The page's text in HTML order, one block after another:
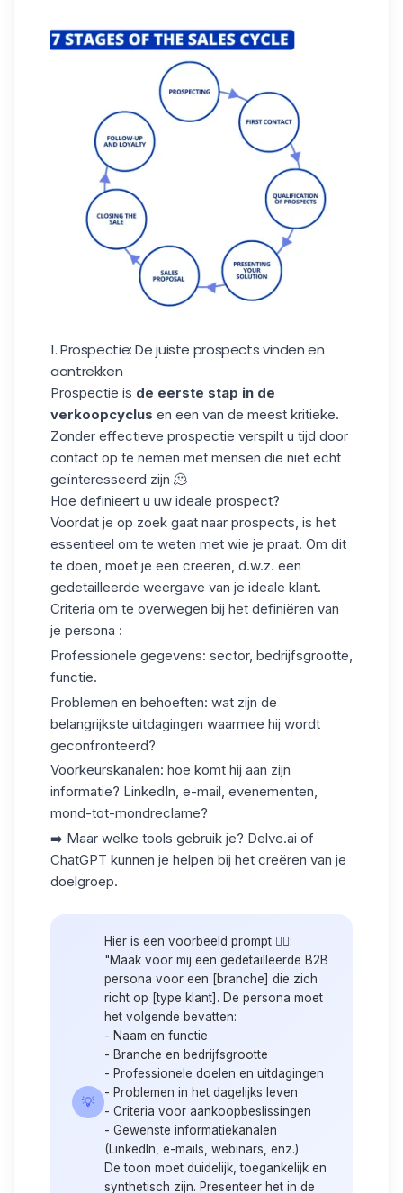
1. Prospectie: De juiste prospects vinden en
aantrekken
Prospectie is de eerste stap in de
verkoopcyclus en een van de meest kritieke.
Zonder effectieve prospectie verspilt u tijd door
contact op te nemen met mensen die niet echt
geïnteresseerd zijn 🫠
Hoe definieert u uw ideale prospect?
Voordat je op zoek gaat naar prospects, is het
essentieel om te weten met wie je praat. Om dit
te doen, moet je een creëren, d.w.z. een
gedetailleerde weergave van je ideale klant.
Criteria om te overwegen bij het definiëren van
je persona :
Professionele gegevens: sector, bedrijfsgrootte,
functie.
Problemen en behoeften: wat zijn de
belangrijkste uitdagingen waarmee hij wordt
geconfronteerd?
Voorkeurskanalen: hoe komt hij aan zijn
informatie? LinkedIn, e-mail, evenementen,
mond-tot-mondreclame?
➡️ Maar welke tools gebruik je? Delve.ai of
ChatGPT kunnen je helpen bij het creëren van je
doelgroep.
💡
Hier is een voorbeeld prompt 👇🏻:
"Maak voor mij een gedetailleerde B2B
persona voor een [branche] die zich
richt op [type klant]. De persona moet
het volgende bevatten:
- Naam en functie
- Branche en bedrijfsgrootte
- Professionele doelen en uitdagingen
- Problemen in het dagelijks leven
- Criteria voor aankoopbeslissingen
- Gewenste informatiekanalen
(LinkedIn, e-mails, webinars, enz.)
De toon moet duidelijk, toegankelijk en
synthetisch zijn. Presenteer het in de